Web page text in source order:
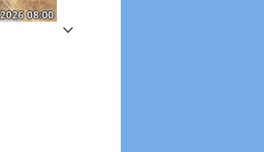
Windböen heute